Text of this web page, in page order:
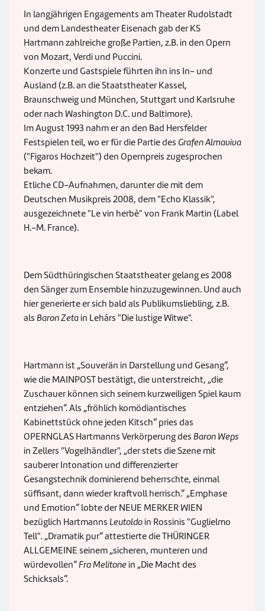
In langjährigen Engagements am Theater Rudolstadt
und dem Landestheater Eisenach gab der KS
Hartmann zahlreiche große Partien, z.B. in den Opern
von Mozart, Verdi und Puccini.
Konzerte und Gastspiele führten ihn ins In- und
Ausland (z.B. an die Staatstheater Kassel,
Braunschweig und München, Stuttgart und Karlsruhe
oder nach Washington D.C. und Baltimore).
Im August 1993 nahm er an den Bad Hersfelder
Festspielen teil, wo er für die Partie des Grafen Almaviva
("Figaros Hochzeit") den Opernpreis zugesprochen
bekam.
Etliche CD-Aufnahmen, darunter die mit dem
Deutschen Musikpreis 2008, dem "Echo Klassik",
ausgezeichnete "Le vin herbè" von Frank Martin (Label
H.-M. France).
Dem Südthüringischen Staatstheater gelang es 2008
den Sänger zum Ensemble hinzuzugewinnen. Und auch
hier generierte er sich bald als Publikumsliebling, z.B.
als Baron Zetain Lehárs "Die lustige Witwe".
Hartmann ist „Souverän in Darstellung und Gesang“,
wie die MAINPOST bestätigt, die unterstreicht, „die
Zuschauer können sich seinem kurzweiligen Spiel kaum
entziehen“. Als „fröhlich komödiantisches
Kabinettstück ohne jeden Kitsch“ pries das
OPERNGLAS Hartmanns Verkörperung des Baron Weps
in Zellers "Vogelhändler", „der stets die Szene mit
sauberer Intonation und differenzierter
Gesangstechnik dominierend beherrschte, einmal
süffisant, dann wieder kraftvoll herrisch.“ „Emphase
und Emotion“ lobte der NEUE MERKER WIEN
bezüglich Hartmanns Leutoldoin Rossinis "Guglielmo
Tell".„Dramatik pur“ attestierte die THÜRINGER
ALLGEMEINE seinem „sicheren, munteren und
würdevollen“Fra Melitonein „Die Macht des
Schicksals“.